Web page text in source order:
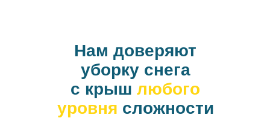
Нам доверяют
уборку снега
с крыш любого
уровня сложности